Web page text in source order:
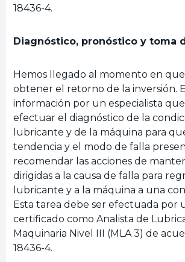
18436-4.
Diagnóstico, pronóstico y toma
Hemos llegado al momento en
obtener el retorno de la inversión.
información por un especialista
efectuar el diagnóstico de la
lubricante y de la máquina para
tendencia y el modo de falla
recomendar las acciones de
dirigidas a la causa de falla para
lubricante y a la máquina a una
Esta tarea debe ser efectuada por
certificado como Analista de
Maquinaria Nivel III (MLA 3) de
18436-4.